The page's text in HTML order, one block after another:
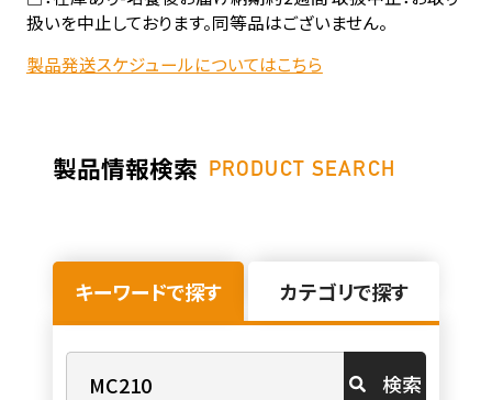
扱いを中止しております。同等品はございません。
製品発送スケジュールについてはこちら
製品情報検索 PRODUCT SEARCH
キーワードで探す カテゴリで探す
検索